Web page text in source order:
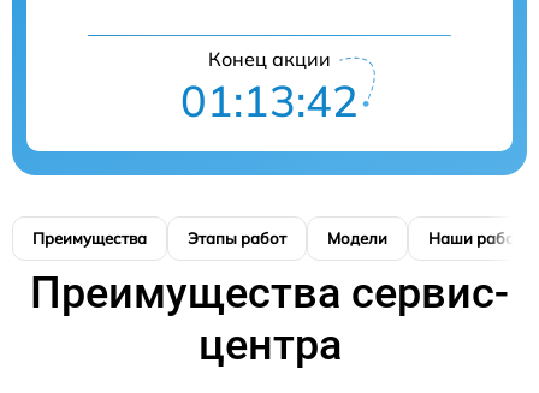
Конец акции
01:13:41
Преимущества Этапы работ Модели Наши работы
Преимущества сервис-
центра